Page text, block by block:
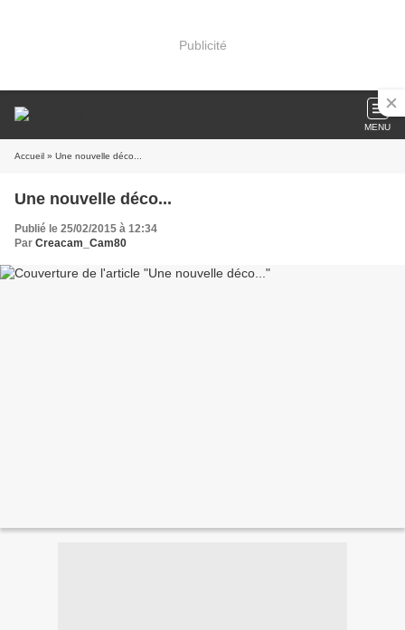
Publicité
MENU
Accueil » Une nouvelle déco...
Une nouvelle déco...
Publié le 25/02/2015 à 12:34
Par Creacam_Cam80